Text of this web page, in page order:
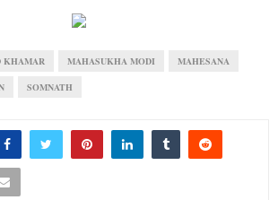
KHAMAR MAHASUKHA MODI MAHESANA
SOMNATH